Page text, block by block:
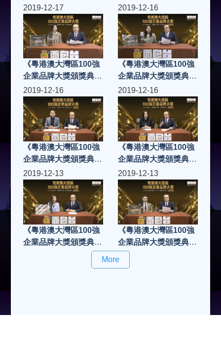
2019》佳鑫健康養生
管理有限公司
2019》Ever Finance
Ltd
2019-12-17
《粵港澳大灣區100強
企業品牌大獎頒獎典禮
2019》American
Bedding Cleanik
2019-12-16
《粵港澳大灣區100強
企業品牌大獎頒獎典禮
2019》360 Creative
Production Limited
2019-12-16
《粵港澳大灣區100強
企業品牌大獎頒獎典禮
2019》Wantech
Innovation
Technology Ltd
2019-12-16
《粵港澳大灣區100強
企業品牌大獎頒獎典禮
2019》P&N Creative
Design Ltd
2019-12-13
《粵港澳大灣區100強
企業品牌大獎頒獎典禮
2019-12-13
《粵港澳大灣區100強
企業品牌大獎頒獎典禮
2019》瀚林國際醫療
管理(廣州)有限公司
More